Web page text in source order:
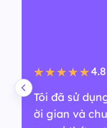
★★★★★4.8
Tôi đã sử
ời gian và